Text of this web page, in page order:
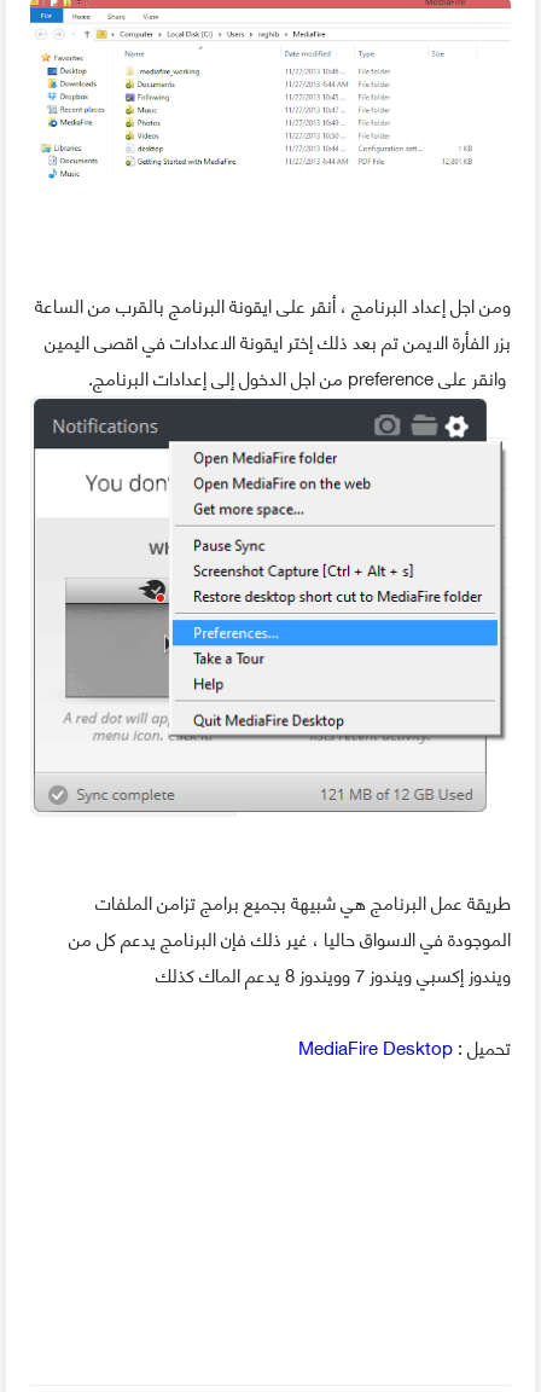
ومن اجل إعداد البرنامج ، أنقر على ايقونة البرنامج بالقرب من الساعة
بزر الفأرة الايمن تم بعد ذلك إختر ايقونة الاعدادات في اقصى اليمين
وانقر على preference من اجل الدخول إلى إعدادات البرنامج.
طريقة عمل البرنامج هي شبيهة بجميع برامج تزامن الملفات
الموجودة في الاسواق حاليا ، غير ذلك فإن البرنامج يدعم كل من
ويندوز إكسبي ويندوز 7 وويندوز 8 يدعم الماك كذلك
تحميل :MediaFire Desktop